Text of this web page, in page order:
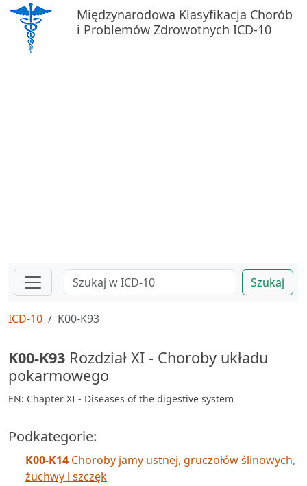
Międzynarodowa Klasyfikacja Chorób
i Problemów Zdrowotnych ICD-10
Szukaj
ICD-10 K00-K93
K00-K93 Rozdział XI - Choroby układu
pokarmowego
EN: Chapter XI - Diseases of the digestive system
Podkategorie:
K00-K14 Choroby jamy ustnej, gruczołów ślinowych,
żuchwy i szczęk